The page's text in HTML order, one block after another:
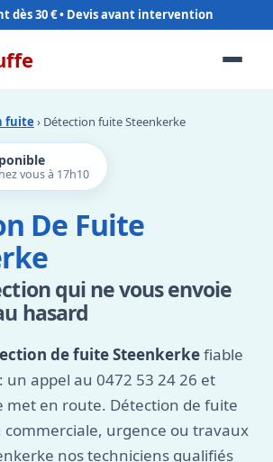
dès 30 €
fuite › Détection fuite Steenkerke
vous à 17h10
De Fuite
qui ne vous envoie
hasard
de fuite Steenkerkefiable
un appel au 0472 53 24 26 et
met en route. Détection de fuite
commerciale, urgence ou travaux
nos techniciens qualifiés